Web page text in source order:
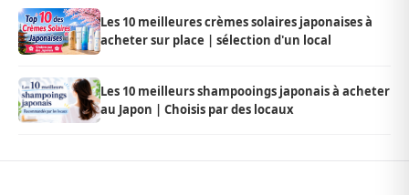
Les 10 meilleures crèmes solaires japonaises à
acheter sur place | sélection d'un local
Les 10 meilleurs shampooings japonais à acheter
au Japon | Choisis par des locaux